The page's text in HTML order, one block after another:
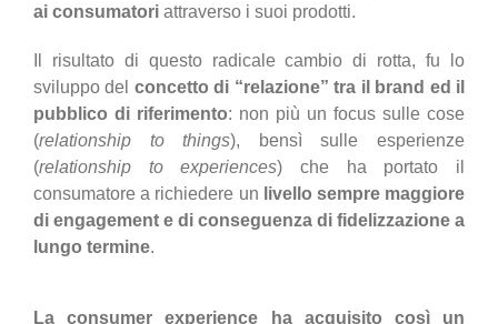
ai consumatori attraverso i suoi prodotti.
Il risultato di questo radicale cambio di rotta, fu lo
sviluppo del concetto di “relazione” tra il brand ed il
pubblico di riferimento: non più un focus sulle cose
(relationship to things), bensì sulle esperienze
(relationship to experiences) che ha portato il
consumatore a richiedere un livello sempre maggiore
di engagement e di conseguenza di fidelizzazione a
lungo termine.
La consumer experience ha acquisito così un